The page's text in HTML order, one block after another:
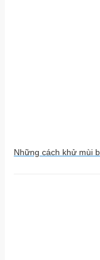
Những cách khử mùi